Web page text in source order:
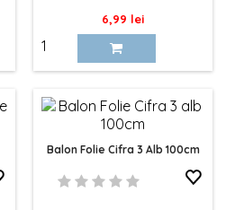
Pret
6,99 lei
Balon Folie Cifra 3 Alb 100cm